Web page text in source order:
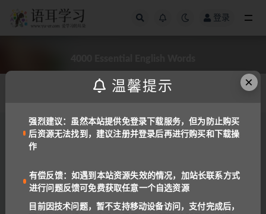
登录
备考工具 备课资料
4.7K
×
温馨提示
强烈建议：虽然本站提供免登录下载服务，但为防止购买
后资源无法找到，建议注册并登录后再进行购买和下载操
作
有偿反馈：如遇到本站资源失效的情况，加站长联系方式
进行问题反馈可免费获取任意一个自选资源
目前因技术问题，暂不支持移动设备访问，支付完成后，